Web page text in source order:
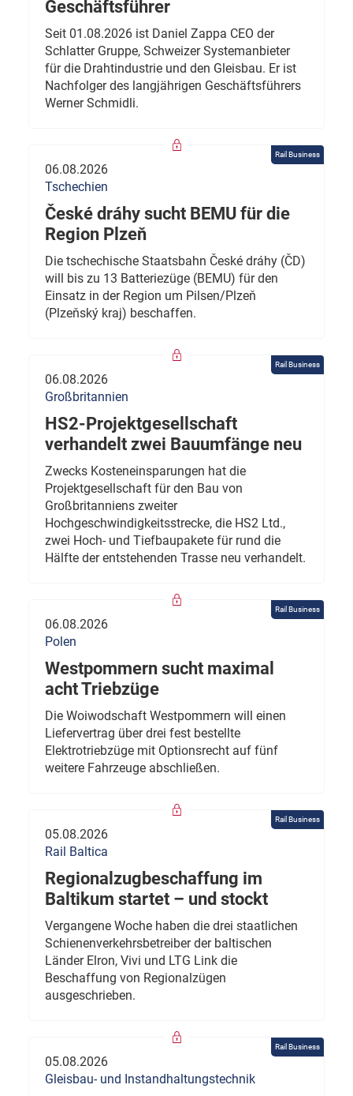
Geschäftsführer
Seit 01.08.2026 ist Daniel Zappa CEO der
Schlatter Gruppe, Schweizer Systemanbieter
für die Drahtindustrie und den Gleisbau. Er ist
Nachfolger des langjährigen Geschäftsführers
Werner Schmidli.
Rail Business
06.08.2026
Tschechien
České dráhy sucht BEMU für die
Region Plzeň
Die tschechische Staatsbahn České dráhy (ČD)
will bis zu 13 Batteriezüge (BEMU) für den
Einsatz in der Region um Pilsen/Plzeň
(Plzeňský kraj) beschaffen.
Rail Business
06.08.2026
Großbritannien
HS2-Projektgesellschaft
verhandelt zwei Bauumfänge neu
Zwecks Kosteneinsparungen hat die
Projektgesellschaft für den Bau von
Großbritanniens zweiter
Hochgeschwindigkeitsstrecke, die HS2 Ltd.,
zwei Hoch- und Tiefbaupakete für rund die
Hälfte der entstehenden Trasse neu verhandelt.
Rail Business
06.08.2026
Polen
Westpommern sucht maximal
acht Triebzüge
Die Woiwodschaft Westpommern will einen
Liefervertrag über drei fest bestellte
Elektrotriebzüge mit Optionsrecht auf fünf
weitere Fahrzeuge abschließen.
Rail Business
05.08.2026
Rail Baltica
Regionalzugbeschaffung im
Baltikum startet – und stockt
Vergangene Woche haben die drei staatlichen
Schienenverkehrsbetreiber der baltischen
Länder Elron, Vivi und LTG Link die
Beschaffung von Regionalzügen
ausgeschrieben.
Rail Business
05.08.2026
Gleisbau- und Instandhaltungstechnik